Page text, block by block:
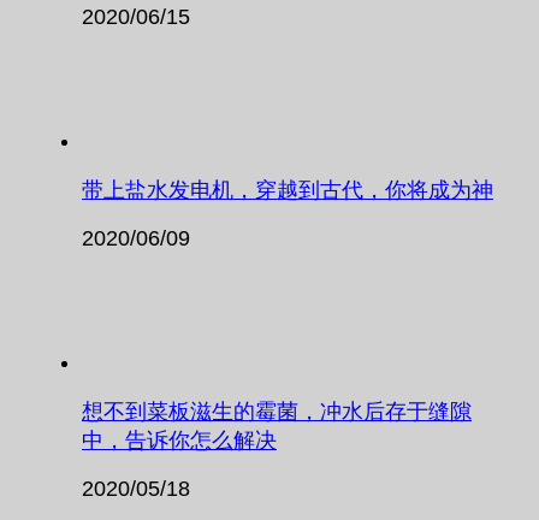
2020/06/15
带上盐水发电机，穿越到古代，你将成为神
2020/06/09
想不到菜板滋生的霉菌，冲水后存于缝隙
中，告诉你怎么解决
2020/05/18